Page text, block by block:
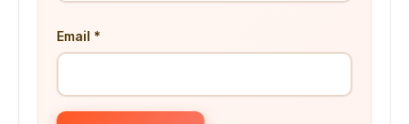
Email *